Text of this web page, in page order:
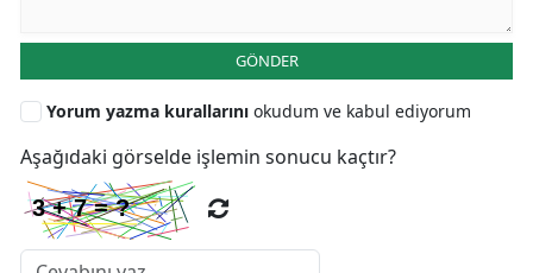
GÖNDER
Yorum yazma kurallarını okudum ve kabul ediyorum
Aşağıdaki görselde işlemin sonucu kaçtır?